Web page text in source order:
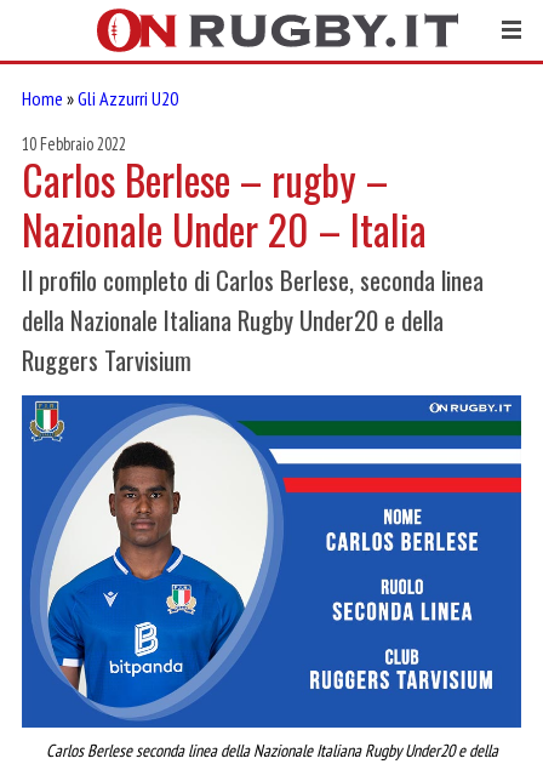
Home »Gli Azzurri U20
10 Febbraio 2022
Carlos Berlese – rugby –
Nazionale Under 20 – Italia
Il profilo completo di Carlos Berlese, seconda linea
della Nazionale Italiana Rugby Under20 e della
Ruggers Tarvisium
Carlos Berlese seconda linea della Nazionale Italiana Rugby Under20 e della